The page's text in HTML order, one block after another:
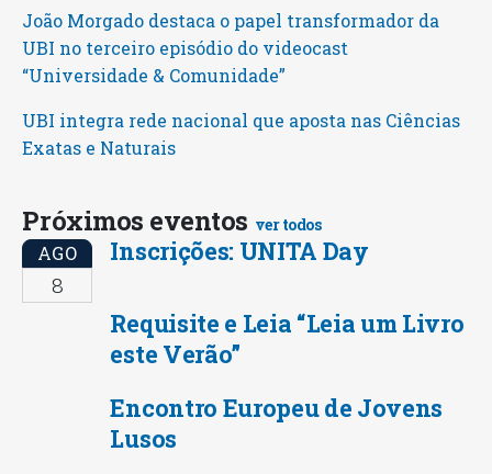
João Morgado destaca o papel transformador da
UBI no terceiro episódio do videocast
“Universidade & Comunidade”
UBI integra rede nacional que aposta nas Ciências
Exatas e Naturais
Próximos eventos ver todos
AGO
8
Inscrições: UNITA Day
Requisite e Leia “Leia um Livro
este Verão”
Encontro Europeu de Jovens
Lusos